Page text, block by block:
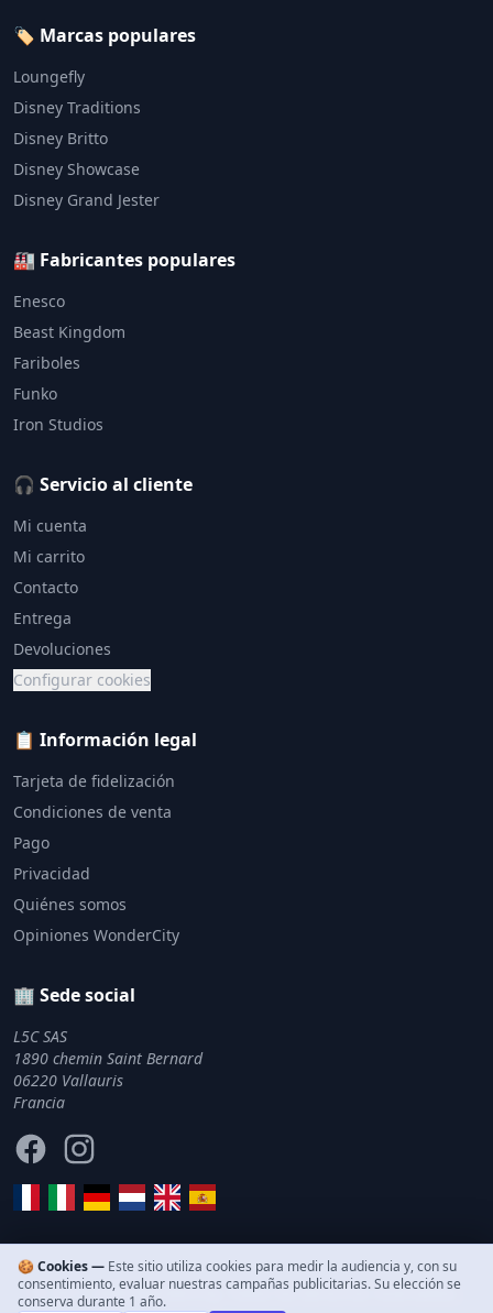
🏷️ Marcas populares
Loungefly
Disney Traditions
Disney Britto
Disney Showcase
Disney Grand Jester
🏭 Fabricantes populares
Enesco
Beast Kingdom
Fariboles
Funko
Iron Studios
🎧 Servicio al cliente
Mi cuenta
Mi carrito
Contacto
Entrega
Devoluciones
Configurar cookies
📋 Información legal
Tarjeta de fidelización
Condiciones de venta
Pago
Privacidad
Quiénes somos
Opiniones WonderCity
🏢 Sede social
L5C SAS
1890 chemin Saint Bernard
06220 Vallauris
Francia
FacebookInstagram
© 2011–2026 WonderCity. Todos los derechos reservados.
🍪 Cookies — Este sitio utiliza cookies para medir la audiencia y, con su
consentimiento, evaluar nuestras campañas publicitarias. Su elección se
conserva durante 1 año.